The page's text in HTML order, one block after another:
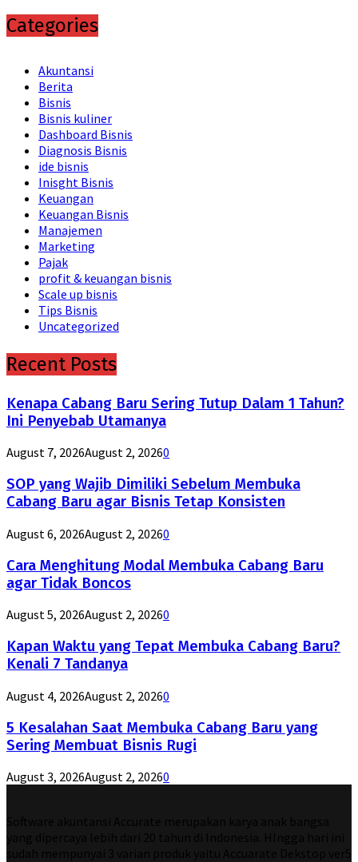
Categories
Akuntansi
Berita
Bisnis
Bisnis kuliner
Dashboard Bisnis
Diagnosis Bisnis
ide bisnis
Inisght Bisnis
Keuangan
Keuangan Bisnis
Manajemen
Marketing
Pajak
profit & keuangan bisnis
Scale up bisnis
Tips Bisnis
Uncategorized
Recent Posts
Kenapa Cabang Baru Sering Tutup Dalam 1 Tahun?
Ini Penyebab Utamanya
August 7, 2026August 2, 20260
SOP yang Wajib Dimiliki Sebelum Membuka
Cabang Baru agar Bisnis Tetap Konsisten
August 6, 2026August 2, 20260
Cara Menghitung Modal Membuka Cabang Baru
agar Tidak Boncos
August 5, 2026August 2, 20260
Kapan Waktu yang Tepat Membuka Cabang Baru?
Kenali 7 Tandanya
August 4, 2026August 2, 20260
5 Kesalahan Saat Membuka Cabang Baru yang
Sering Membuat Bisnis Rugi
August 3, 2026August 2, 20260